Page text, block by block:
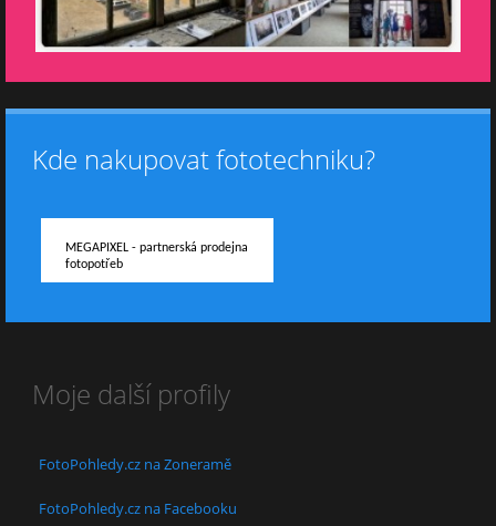
Kde nakupovat fototechniku?
MEGAPIXEL - partnerská prodejna
fotopotřeb
Moje další profily
FotoPohledy.cz na Zoneramě
FotoPohledy.cz na Facebooku